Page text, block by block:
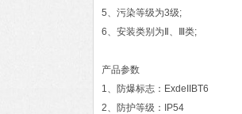
5、污染等级为3级;
6、安装类别为Ⅱ、Ⅲ类;
产品参数
1、防爆标志：ExdeIIBT6
2、防护等级：IP54